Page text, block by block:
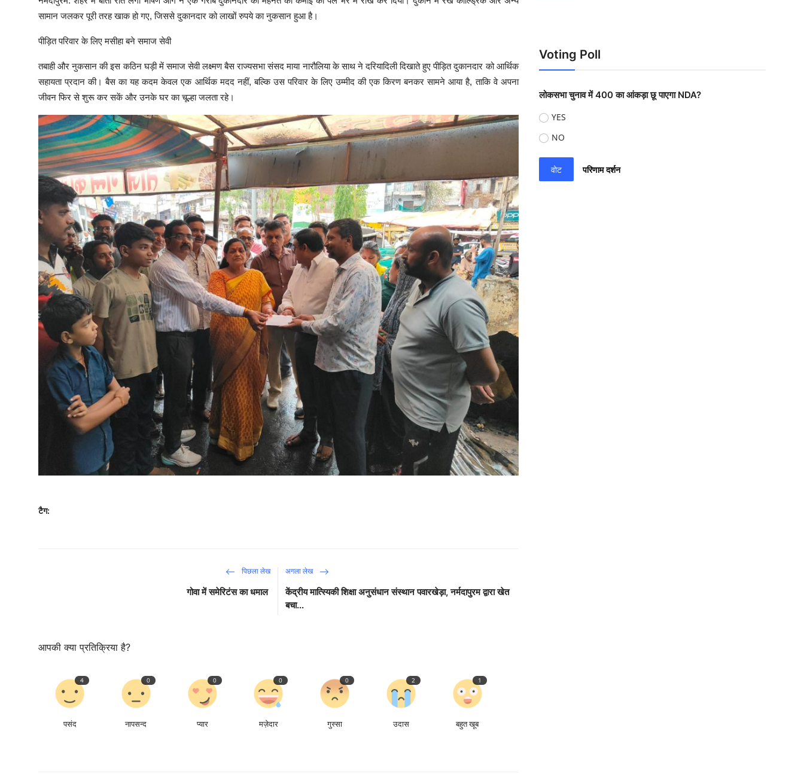
सामान जलकर पूरी तरह खाक हो गए, जिससे दुकानदार को लाखों रुपये का नुकसान हुआ है।
पीड़ित परिवार के लिए मसीहा बने समाज सेवी
तबाही और नुकसान की इस कठिन घड़ी में समाज सेवी लक्ष्मण बैस राज्यसभा संसद माया नारौलिया के साथ ने दरियादिली दिखाते हुए पीड़ित दुकानदार को आर्थिक
सहायता प्रदान की। बैस का यह कदम केवल एक आर्थिक मदद नहीं, बल्कि उस परिवार के लिए उम्मीद की एक किरण बनकर सामने आया है, ताकि वे अपना
जीवन फिर से शुरू कर सकें और उनके घर का चूल्हा जलता रहे।
टैग:
पिछला लेख
गोवा में समेरिटंस का धमाल
अगला लेख
केंद्रीय मात्स्यिकी शिक्षा अनुसंधान संस्थान पवारखेड़ा, नर्मदापुरम द्वारा खेत
बचा...
आपकी क्या प्रतिक्रिया है?
4
पसंद
0
नापसन्द
0
प्यार
0
मज़ेदार
0
गुस्सा
2
उदास
1
बहुत खूब
Voting Poll
लोकसभा चुनाव में 400 का आंकड़ा छू पाएगा NDA?
YES
NO
वोट परिणाम दर्शन